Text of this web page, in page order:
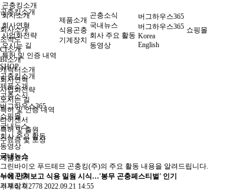
곤충킹소개
회사소개
조직도
CI소개
BI소개
캐릭터소개
회사연혁
사업화전략
오시는 길
특허 및 인증 내역
라이센서
특허 및 출원
수료증 및 포상
제품소개
식용곤충
기계장치
곤충킹소개
회사소개
회사연혁
사업화전략
오시는 길
특허 및 인증 내역
제품소개
식용곤충
기계장치
곤충소식
국내뉴스
회사 주요 활동
동영상
버그하우스365
버그하우스365
Korea
English
쇼핑몰
SHOP
곤충킹소개
제품소개
곤충소식
버그하우스365
쇼핑몰
국내뉴스
회사 주요 활동
동영상
국내뉴스
그린바이오 푸드테므 곤충킹(주)의 주요 활동 내용을 알려드립니다.
누에 만져보고 식용 밀웜 시식…'봉무 곤충페스티벌' 인기
쿠우비 0 2778 2022.09.21 14:55